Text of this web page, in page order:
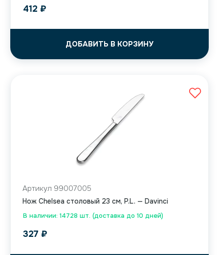
412 ₽
ДОБАВИТЬ В КОРЗИНУ
В наличии: 14728 шт. (доставка до 10 дней)
Артикул 99007005
Нож Chelsea столовый 23 см, P.L. — Davinci
327 ₽